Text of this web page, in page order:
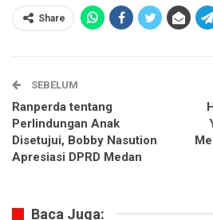
Share
SEBELUM
Ranperda tentang
Perlindungan Anak
Disetujui, Bobby Nasution
Apresiasi DPRD Medan
Baca Juga: